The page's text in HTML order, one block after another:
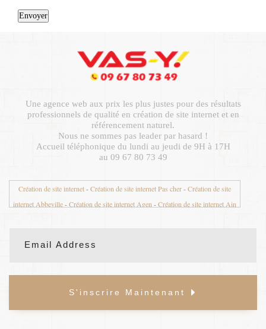
Une agence web aux prix les plus justes pour des résultats
professionnels de qualité en création de site internet et en
référencement naturel.
Nous ne sommes pas leader par hasard !
Accueil téléphonique du lundi au jeudi de 9H à 17H
au 09 67 80 73 49
Création de site internet-Création de site internet Pas cher-Création de site
internet Abbeville-Création de site internet Agen -Création de site internet Ain
Création de site internet Albertville
internet Alpes Maritimes 06-Création de site internet Alsace -Création de site
internet Ambazac-Création de site internet Ambert-Création de site internet
S'inscrire Maintenant